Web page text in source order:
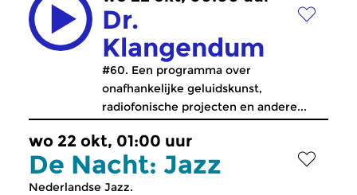
Dr.
Klangendum
#60. Een programma over
onafhankelijke geluidskunst,
radiofonische projecten en andere...
wo 22 okt, 01:00 uur
De Nacht: Jazz
Nederlandse Jazz.